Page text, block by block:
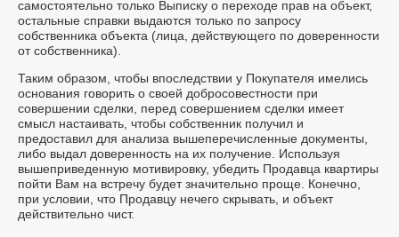
самостоятельно только Выписку о переходе прав на объект,
остальные справки выдаются только по запросу
собственника объекта (лица, действующего по доверенности
от собственника).
Таким образом, чтобы впоследствии у Покупателя имелись
основания говорить о своей добросовестности при
совершении сделки, перед совершением сделки имеет
смысл настаивать, чтобы собственник получил и
предоставил для анализа вышеперечисленные документы,
либо выдал доверенность на их получение. Используя
вышеприведенную мотивировку, убедить Продавца квартиры
пойти Вам на встречу будет значительно проще. Конечно,
при условии, что Продавцу нечего скрывать, и объект
действительно чист.